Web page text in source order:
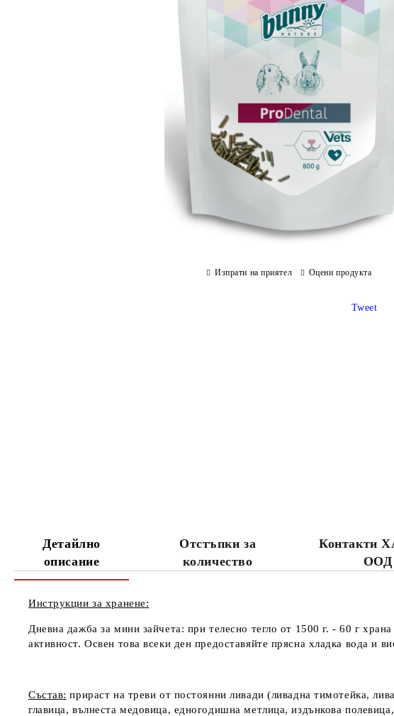
Изпрати на приятел Оцени продукта
Tweet
Детайлно
описание
Отстъпки за
количество
Контакти
ООД
Инструкции за хранене:
Дневна дажба за мини зайчета: при телесно тегло от 1500 г. - 60 г
активност. Освен това всеки ден предоставяйте прясна хладка вода и
Състав: прираст на треви от постоянни ливади (ливадна тимотейка,
главица, вълнеста медовица, едногодишна метлица, издънкова